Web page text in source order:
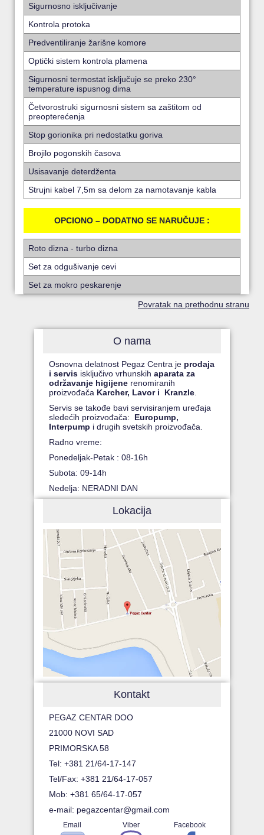
Sigurnosno isključivanje
Kontrola protoka
Predventiliranje žarišne komore
Optički sistem kontrola plamena
Sigurnosni termostat isključuje se preko 230°
temperature ispusnog dima
Četvorostruki sigurnosni sistem sa zaštitom od
preopterećenja
Stop gorionika pri nedostatku goriva
Brojilo pogonskih časova
Usisavanje deterdženta
Strujni kabel 7,5m sa delom za namotavanje kabla
OPCIONO – DODATNO SE NARUČUJE :
Roto dizna - turbo dizna
Set za odgušivanje cevi
Set za mokro peskarenje
Povratak na prethodnu stranu
O nama
Osnovna delatnost Pegaz Centra je prodaja
i servis isključivo vrhunskihaparata za
održavanje higijene renomiranih
proizvođača Karcher, Lavor i Kranzle
Servis se takođe bavi servisiranjem uređaja
sledećih proizvođača: Europump,
Interpump i drugih svetskih proizvođača.
Radno vreme:
Ponedeljak-Petak : 08-16h
Subota: 09-14h
Nedelja: NERADNI DAN
Lokacija
Kontakt
PEGAZ CENTAR DOO
21000 NOVI SAD
PRIMORSKA 58
Tel: +381 21/64-17-147
Tel/Fax: +381 21/64-17-057
Mob: +381 65/64-17-057
e-mail: pegazcentar@gmail.com
Email Viber Facebook